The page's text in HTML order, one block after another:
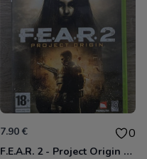
7.90 € 0
F.E.A.R. 2 - Project Origin Xbox 360